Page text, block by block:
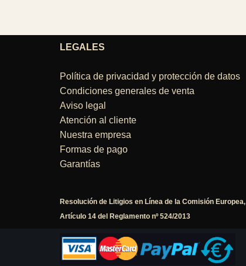
LEGALES
Política de privacidad y protección de datos
Condiciones generales de venta
Aviso legal
Atención al cliente
Nuestra empresa
Formas de pago
Garantías
Resolución de Litigios en Línea de la Comisión Europea,
Artículo 14 del Reglamento nº 524/2013